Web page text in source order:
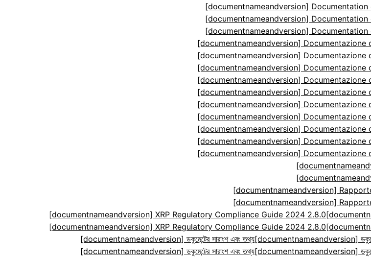
[documentnameandversion]
[documentnameandversion]
[documentnameandversion]
[documentnameandversion]
[documentnameandversion]
[documentnameandversion]
[documentnameandversion]
[documentnameandversion]
[documentnameandversion]
[documentnameandversion]
[documentnameandversion]
[documentnameandversion]
[documentnameandversion]
[documentnameandversion]
[documentnameandversion]
[documentnameandversion] XRP Regulatory Compliance Guide 2024 2.8.0
[documentnameandversion] XRP Regulatory Compliance Guide 2024 2.8.0
[documentnameandversion] ডকুমেন্টের সারাংশ এবং তথ্য[documentnameandversion]
[documentnameandversion] ডকুমেন্টের সারাংশ এবং তথ্য[documentnameandversion]